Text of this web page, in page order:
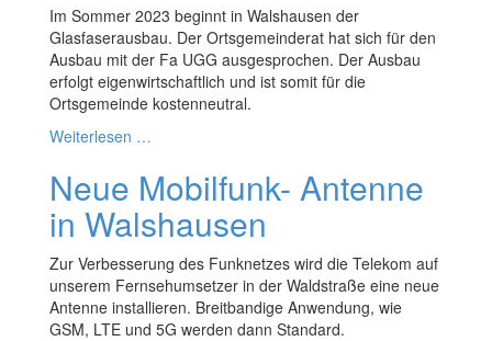
Im Sommer 2023 beginnt in Walshausen der
Glasfaserausbau. Der Ortsgemeinderat hat sich für den
Ausbau mit der Fa UGG ausgesprochen. Der Ausbau
erfolgt eigenwirtschaftlich und ist somit für die
Ortsgemeinde kostenneutral.
Weiterlesen …
Neue Mobilfunk- Antenne
in Walshausen
Zur Verbesserung des Funknetzes wird die Telekom auf
unserem Fernsehumsetzer in der Waldstraße eine neue
Antenne installieren. Breitbandige Anwendung, wie
GSM, LTE und 5G werden dann Standard.